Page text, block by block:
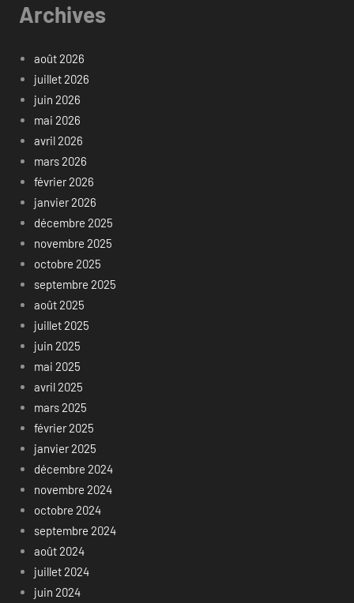
Archives
août 2026
juillet 2026
juin 2026
mai 2026
avril 2026
mars 2026
février 2026
janvier 2026
décembre 2025
novembre 2025
octobre 2025
septembre 2025
août 2025
juillet 2025
juin 2025
mai 2025
avril 2025
mars 2025
février 2025
janvier 2025
décembre 2024
novembre 2024
octobre 2024
septembre 2024
août 2024
juillet 2024
juin 2024